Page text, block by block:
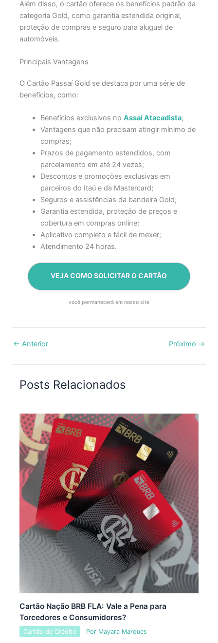
Além disso, o cartão oferece os benefícios padrão da
categoria Gold, como garantia estendida original,
proteção de compras e seguro para aluguel de
automóveis.
Principais Vantagens
O Cartão Passaí Gold se destaca por uma série de
benefícios, como:
Benefícios exclusivos noAssaí Atacadista;
Vantagens que não precisam atingir mínimo de
compras;
Prazos de pagamento estendidos, com
parcelamento em até 24 vezes;
Descontos e promoções exclusivas em
parceiros do Itaú e da Mastercard;
Seguros e assistências da bandeira Gold;
Garantia estendida, proteção de preços e
cobertura em compras online;
Aplicativo completo e fácil de mexer;
Atendimento 24 horas.
VEJA COMO SOLICITAR O CARTÃO
você permanecerá em nosso site
← Anterior Próximo →
Posts Relacionados
Cartão Nação BRB FLA: Vale a Pena para
Torcedores e Consumidores?
Cartão de Crédito Por Mayara Marques